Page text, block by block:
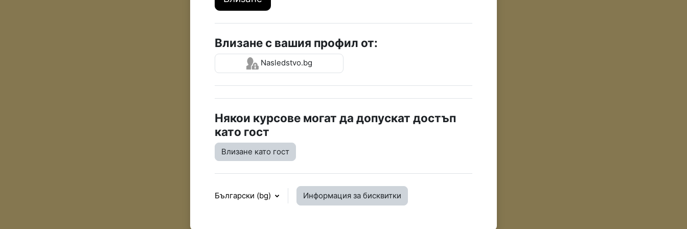
Влизане с вашия профил от:
Nasledstvo.bg
Някои курсове могат да допускат достъп
като гост
Влизане като гост
Български ‎(bg)‎ Информация за бисквитки